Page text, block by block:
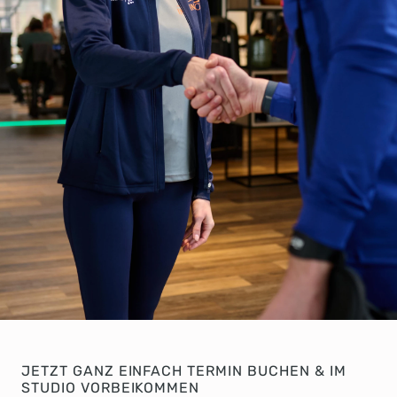
JETZT GANZ EINFACH TERMIN BUCHEN & IM
STUDIO VORBEIKOMMEN